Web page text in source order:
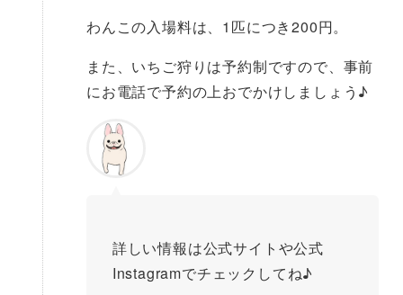
わんこの入場料は、1匹につき200円。
また、いちご狩りは予約制ですので、事前
にお電話で予約の上おでかけしましょう♪
詳しい情報は公式サイトや公式
Instagramでチェックしてね♪